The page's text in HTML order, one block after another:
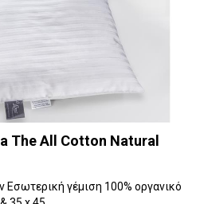
The All Cotton Natural
γέμιση 100% οργανικό